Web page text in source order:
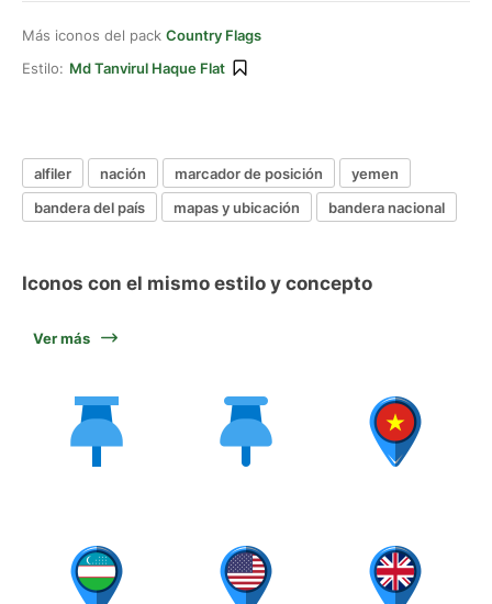
Más iconos del pack Country Flags
Estilo: Md Tanvirul Haque Flat
alfiler nación marcador de posición
yemen
bandera del país
mapas y ubicación bandera nacional
Iconos con el mismo estilo y concepto
Ver más